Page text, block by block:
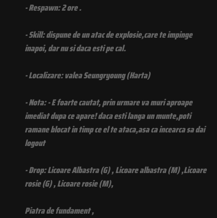
- Respawn: 2 ore .
- Skill: dispune de un atac de explosie,care te impinge
inapoi, dar nu si daca esti pe cal.
- Localizare: valea Seungryoung (Harta)
- Nota: - E foarte cautat, prin urmare va muri aproape
imediat dupa ce apare! daca esti langa un munte,poti
ramane blocat in timp ce el te ataca,asa ca incearca sa dai
logout
- Drop: Licoare Albastra (G) , Licoare albastra (M) ,Licoare
rosie (G) , Licoare rosie (M),
Piatra de fundament ,